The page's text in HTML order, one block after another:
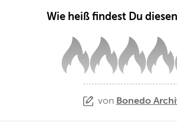
Wie heiß findest Du
von Bonedo